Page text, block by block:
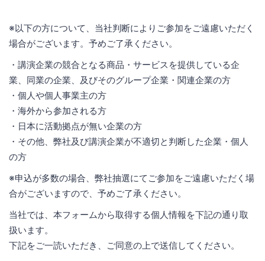
※以下の方について、当社判断によりご参加をご遠慮いただく
場合がございます。予めご了承ください。
・講演企業の競合となる商品・サービスを提供している企
業、同業の企業、及びそのグループ企業・関連企業の方
・個人や個人事業主の方
・海外から参加される方
・日本に活動拠点が無い企業の方
・その他、弊社及び講演企業が不適切と判断した企業・個人
の方
※申込が多数の場合、弊社抽選にてご参加をご遠慮いただく場
合がございますので、予めご了承ください。
当社では、本フォームから取得する個人情報を下記の通り取
扱います。
下記をご一読いただき、ご同意の上で送信してください。